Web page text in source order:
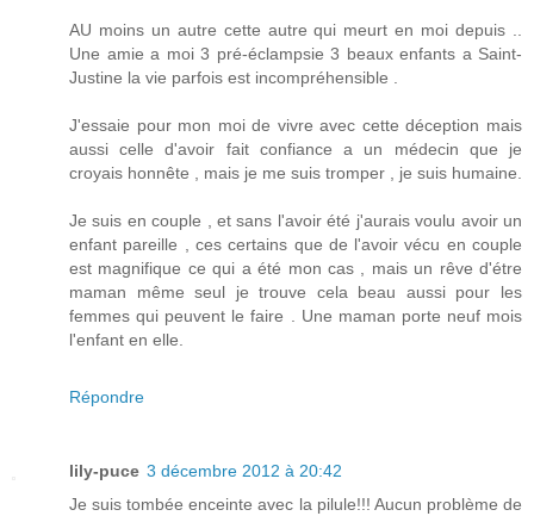
AU moins un autre cette autre qui meurt en moi depuis ..
Une amie a moi 3 pré-éclampsie 3 beaux enfants a Saint-
Justine la vie parfois est incompréhensible .
J'essaie pour mon moi de vivre avec cette déception mais
aussi celle d'avoir fait confiance a un médecin que je
croyais honnête , mais je me suis tromper , je suis humaine.
Je suis en couple , et sans l'avoir été j'aurais voulu avoir un
enfant pareille , ces certains que de l'avoir vécu en couple
est magnifique ce qui a été mon cas , mais un rêve d'étre
maman même seul je trouve cela beau aussi pour les
femmes qui peuvent le faire . Une maman porte neuf mois
l'enfant en elle.
Répondre
lily-puce 3 décembre 2012 à 20:42
Je suis tombée enceinte avec la pilule!!! Aucun problème de